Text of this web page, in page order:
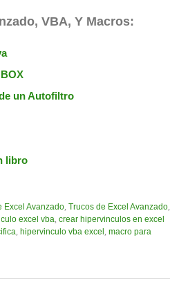
VBA, Y Macros:
un Autofiltro
libro
Excel Avanzado, Trucos de Excel Avanzado,
excel vba, crear hipervinculos en excel
, hipervinculo vba excel , macro para